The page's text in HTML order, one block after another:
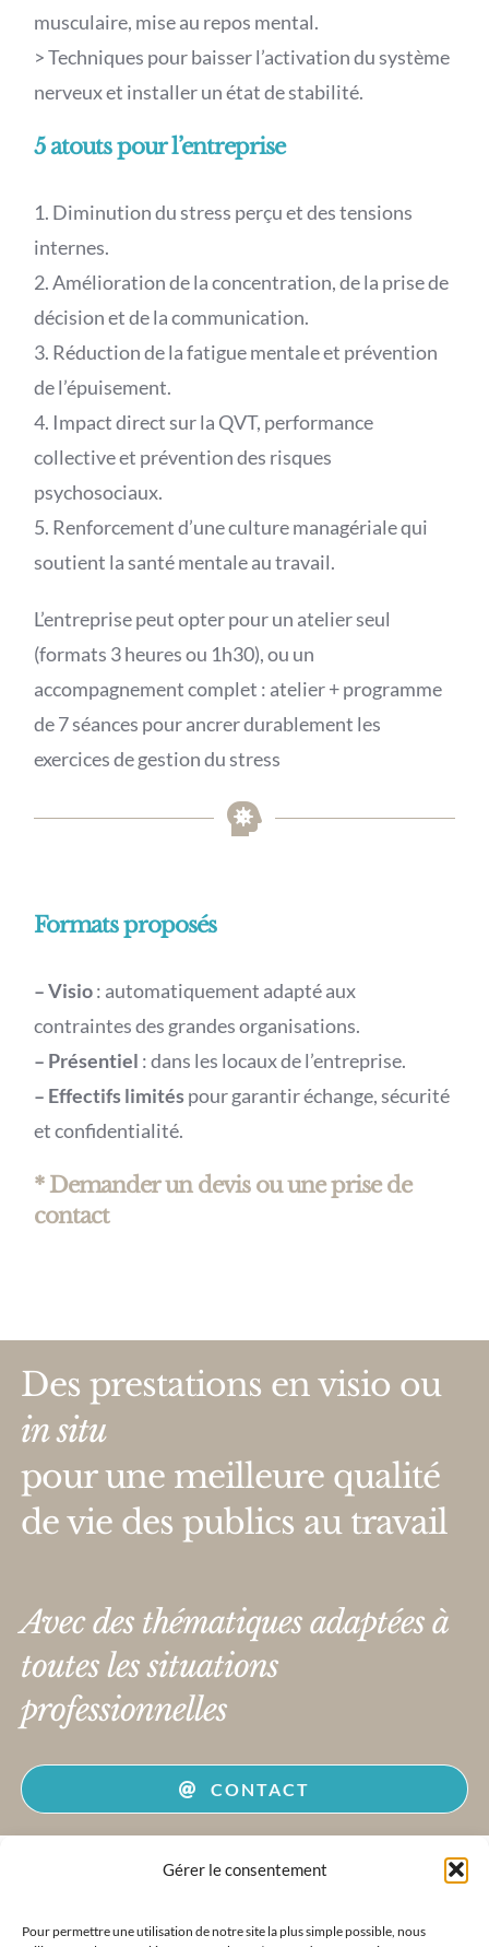
Gérer le consentement
Pour permettre une utilisation de notre site la plus simple possible, nous
musculaire, mise au repos mental.
> Techniques pour baisser l’activation du système
nerveux et installer un état de stabilité.
5 atouts pour l’entreprise
1. Diminution du stress perçu et des tensions
internes.
2. Amélioration de la concentration, de la prise de
décision et de la communication.
3. Réduction de la fatigue mentale et prévention
de l’épuisement.
4. Impact direct sur la QVT, performance
collective et prévention des risques
psychosociaux.
5. Renforcement d’une culture managériale qui
soutient la santé mentale au travail.
L’entreprise peut opter pour un atelier seul
(formats 3 heures ou 1h30), ou un
accompagnement complet : atelier + programme
de 7 séances pour ancrer durablement les
exercices de gestion du stress
Formats proposés
– Visio: automatiquement adapté aux
contraintes des grandes organisations.
– Présentiel : dans les locaux de l’entreprise.
– Effectifs limitéspour garantir échange, sécurité
et confidentialité.
* Demander un devis ou une prise de
contact
Des prestations en visio ou
in situ
pour une meilleure qualité
de vie des publics au travail
Avec des thématiques adaptées à
toutes les situations
professionnelles
CONTACT